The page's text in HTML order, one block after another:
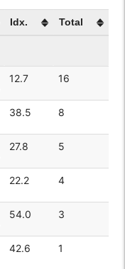
Idx. Total
12.7 16
38.5 8
27.8 5
22.2 4
54.0 3
42.6 1